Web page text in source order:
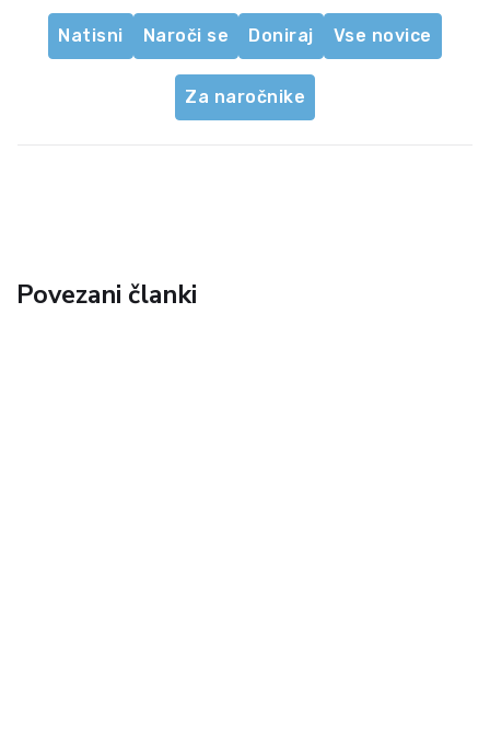
Natisni Naroči se Doniraj Vse novice
Za naročnike
Povezani članki